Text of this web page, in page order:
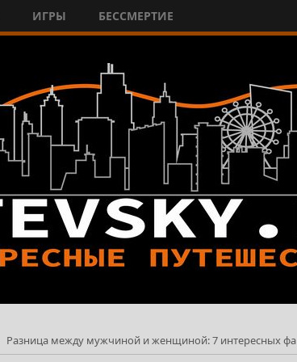
ИГРЫ БЕССМЕРТИЕ
Разница между мужчиной и женщиной: 7 интересных